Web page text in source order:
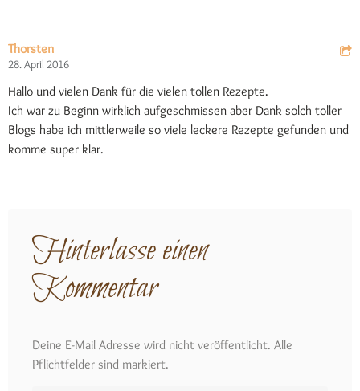
Thorsten
28. April 2016
Hallo und vielen Dank für die vielen tollen Rezepte.
Ich war zu Beginn wirklich aufgeschmissen aber Dank solch toller
Blogs habe ich mittlerweile so viele leckere Rezepte gefunden und
komme super klar.
Hinterlasse einen
Kommentar
Deine E-Mail Adresse wird nicht veröffentlicht. Alle
Pflichtfelder sind markiert.